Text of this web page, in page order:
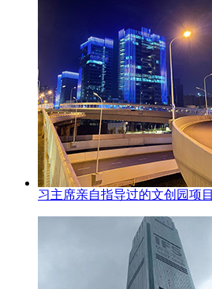
习主席亲自指导过的文创园项目